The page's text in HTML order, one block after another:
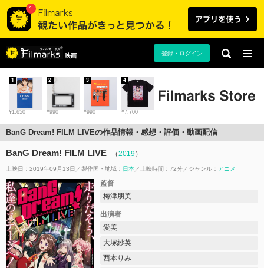
映画 登録・ログイン
¥1,650
1
¥990
2
¥990
3
¥7,700
4
BanG Dream! FILM LIVEの作品情報・感想・評価・動画配信
BanG Dream! FILM LIVE （2019）
上映日：2019年09月13日 製作国・地域： 日本 上映時間：72分 ジャンル： アニメ
監督
梅津朋美
出演者
愛美
大塚紗英
西本りみ